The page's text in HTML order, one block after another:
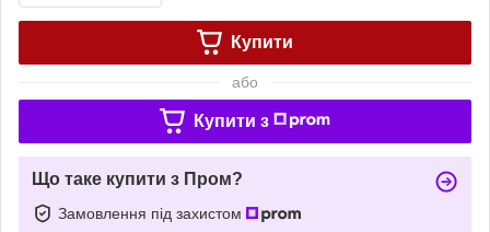
Купити
або
Купити з
Що таке купити з Пром?
Замовлення під захистом